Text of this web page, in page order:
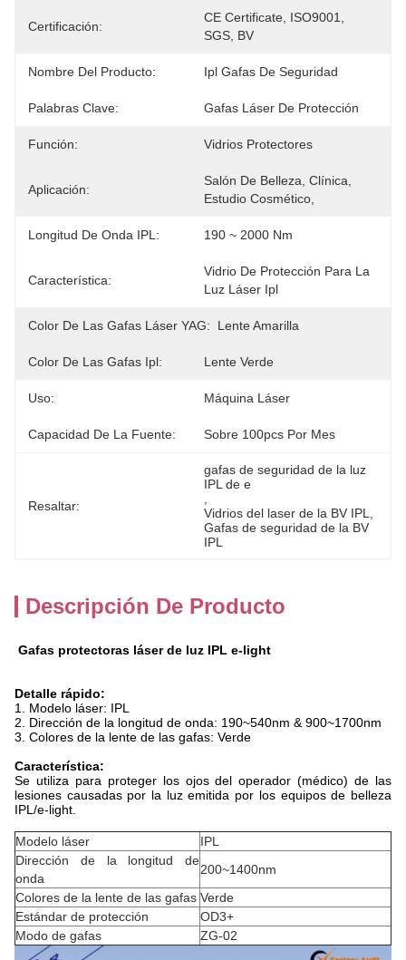
Certificación:
CE Certificate, ISO9001,
SGS, BV
Nombre Del Producto: Ipl Gafas De Seguridad
Palabras Clave: Gafas Láser De Protección
Función: Vidrios Protectores
Aplicación:
Salón De Belleza, Clínica,
Estudio Cosmético,
Longitud De Onda IPL: 190 ~ 2000 Nm
Característica:
Vidrio De Protección Para La
Luz Láser Ipl
Color De Las Gafas Láser YAG: Lente Amarilla
Color De Las Gafas Ipl: Lente Verde
Uso: Máquina Láser
Capacidad De La Fuente: Sobre 100pcs Por Mes
Resaltar:
gafas de seguridad de la luz
IPL de e
Vidrios del laser de la BV IPL
Gafas de seguridad de la BV
IPL
Descripción De Producto
Gafas protectoras láser de luz IPL e-light
Detalle rápido:
1. Modelo láser: IPL
2. Dirección de la longitud de onda: 190~540nm & 900~1700nm
3. Colores de la lente de las gafas: Verde
Característica:
Se utiliza para proteger los ojos del operador (médico) de las
lesiones causadas por la luz emitida por los equipos de belleza
IPL/e-light.
Modelo láser
IPL
Dirección de la longitud de
onda
200~1400nm
Colores de la lente de las gafas Verde
Estándar de protección
OD3+
Modo de gafas
ZG-02